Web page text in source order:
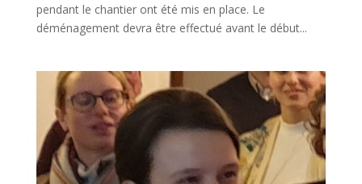
pendant le chantier ont été mis en place. Le
déménagement devra être effectué avant le début...